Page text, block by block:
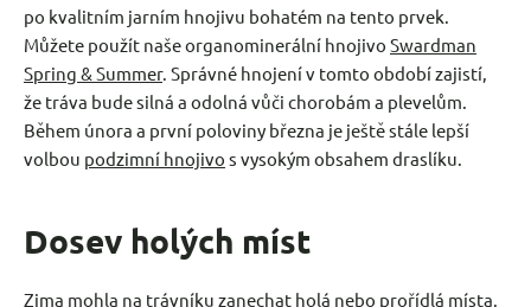
po kvalitním jarním hnojivu bohatém na tento prvek.
Můžete použít naše organominerální hnojivo Swardman
Spring & Summer. Správné hnojení v tomto období zajistí,
že tráva bude silná a odolná vůči chorobám a plevelům.
Během února a první poloviny března je ještě stále lepší
volbou podzimní hnojivo s vysokým obsahem draslíku.
Dosev holých míst
Zima mohla na trávníku zanechat holá nebo prořídlá místa.